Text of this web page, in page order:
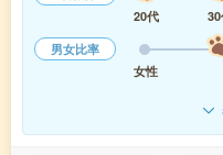
20代
男女比率
女性